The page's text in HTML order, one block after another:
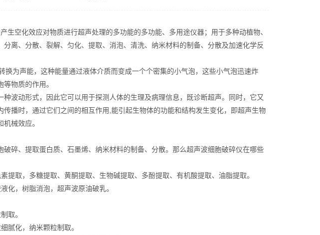
生空化效应对物质进行超声处理的多功能的多功能、多用途仪器；用于多种动植物、
离、分散、裂解、匀化、提取、消泡、清洗、纳米材料的制备、分散及加速化学反
为声能，这种能量通过液体介质而变成一个个密集的小气泡，这些小气泡迅速炸
物质的作用。
动形式，因此它可以用于探测人体的生理及病理信息，既诊断超声。同时，它又
播时，通过它们之间的相互作用,能引起生物体的功能和结构发生变化，即超声生物
械效应。
、提取蛋白质、石墨烯、纳米材料的制备、分散。那么超声波细胞破碎仪在哪些
取，多糖提取、黄酮提取、生物碱提取、多酚提取、有机酸提取、油脂提取。
，树脂消泡，超声波原油破乳。
取。
化，纳米颗粒制取。